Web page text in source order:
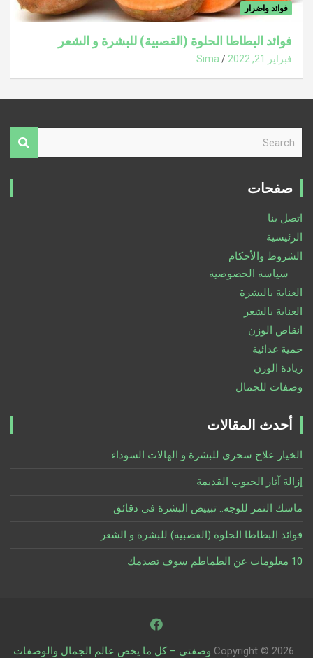
فوائد واضرار
فوائد البطاطا الحلوة (القصبية) للبشرة و الشعر
فبراير 21, 2022 Sima
r
صفحات
اتصل بنا
الرئيسية
الشروط والأحكام
سياسة الخصوصية
العناية بالبشرة
العناية بالشعر
انقاص الوزن
حمية غدائية
زيادة الوزن
وصفات للجمال
أحدث المقالات
الخيار علاج سحري للبشرة و الهالات السوداء
إزالة آثار الحبوب القديمة
ماسك التمر للوجه.. تبييض البشرة في دقائق
فوائد البطاطا الحلوة (القصبية) للبشرة و الشعر
10 معلومات عن الطماطم سوف تصدمك
Copyright © 2026 وصفتي – كل ما يخص عالم الجمال والوصفات